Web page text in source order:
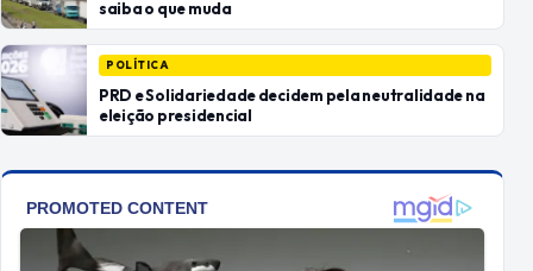
saiba o que muda
POLÍTICA
PRD e Solidariedade decidem pela neutralidade na
eleição presidencial